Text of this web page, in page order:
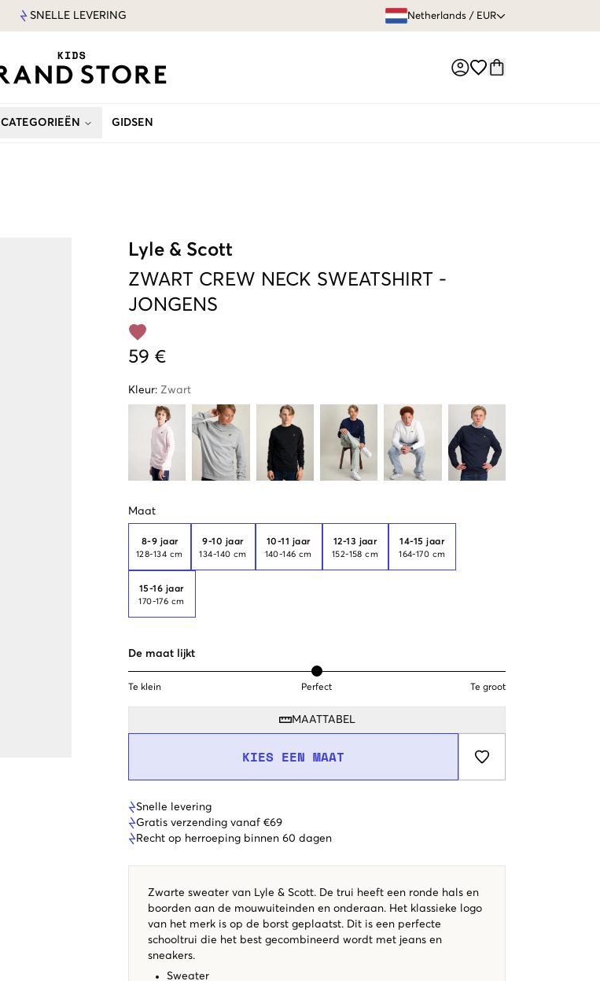
SNELLE LEVERING Netherlands / EUR
CATEGORIEËN GIDSEN
Lyle & Scott
ZWART CREW NECK SWEATSHIRT -
JONGENS
59 €
Kleur: Zwart
Maat
8-9 jaar
128-134 cm
9-10 jaar
134-140 cm
10-11 jaar
140-146 cm
12-13 jaar
152-158 cm
14-15 jaar
164-170 cm
15-16 jaar
170-176 cm
De maat lijkt
Te klein Perfect Te groot
MAATTABEL
KIES EEN MAAT
Snelle levering
Gratis verzending vanaf €69
Recht op herroeping binnen 60 dagen
Zwarte sweater van Lyle & Scott. De trui heeft een ronde hals en
boorden aan de mouwuiteinden en onderaan. Het klassieke logo
van het merk is op de borst geplaatst. Dit is een perfecte
schooltrui die het best gecombineerd wordt met jeans en
sneakers.
Sweater